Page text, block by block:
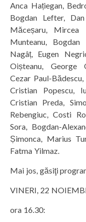
Anca Hațiegan,
Bogdan Lefter,
Măceșaru, Mircea
Munteanu,
Nagâț, Eugen
Oișteanu, George
Cezar Paul-
Cristian Popescu,
Cristian Preda,
Rebengiuc, Costi
Sora, Bogdan-
Șimonca, Marius
Fatma Yilmaz.
Mai jos, găsiţi
VINERI, 22
ora 16.30: